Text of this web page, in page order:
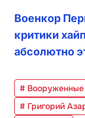
Военкор
критики
абсолютно
#
# Григорий